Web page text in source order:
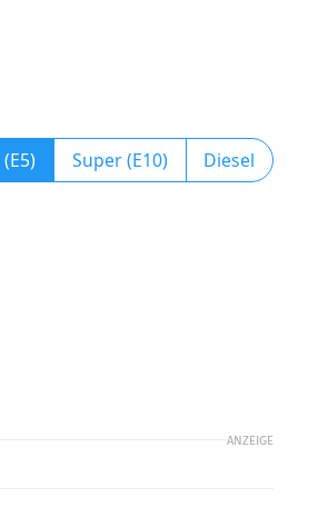
Super (E10) Diesel
ANZEIGE